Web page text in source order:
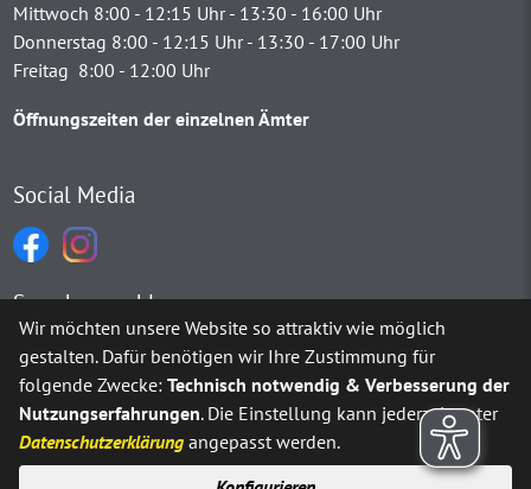
Mittwoch 8:00 - 12:15 Uhr - 13:30 - 16:00 Uhr
Donnerstag 8:00 - 12:15 Uhr - 13:30 - 17:00 Uhr
Freitag 8:00 - 12:00 Uhr
Öffnungszeiten der einzelnen Ämter
Social Media
Sprachauswahl
Möchten Sie vonGoogle Translate bereitgestellte externe
Ja Immer
Wir möchten unsere Website so attraktiv wie möglich
gestalten. Dafür benötigen wir Ihre Zustimmung für
folgende Zwecke:Technisch notwendig & Verbesserung der
Nutzungserfahrungen. Die Einstellung kann jederzeit unter
Datenschutzerklärung angepasst werden.